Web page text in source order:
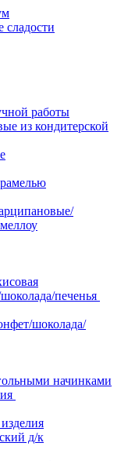
работы
из кондитерской
печенья
шоколада/
начинками
д/к